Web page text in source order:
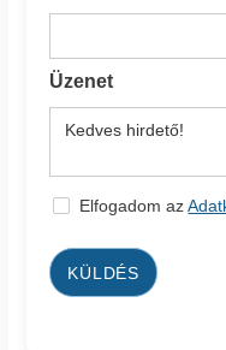
Üzenet
Elfogadom az
KÜLDÉS